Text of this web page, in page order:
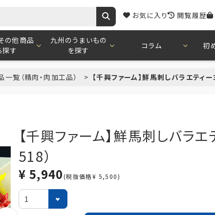
お気に入り 閲覧履歴
の他商品
探す
九州のうまいもの
を探す
コラム 初
一覧（精肉・肉加工品） 【千興ファーム】鮮馬刺しバラエティ
【千興ファーム】鮮馬刺しバラ
518）
¥ 5,940(税抜価格¥ 5,500)